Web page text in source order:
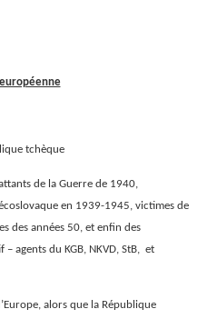
tchèque
de la Guerre de 1940,
en 1939-1945, victimes de
des années 50, et enfin des
agents du KGB, NKVD, StB, et
alors que la République